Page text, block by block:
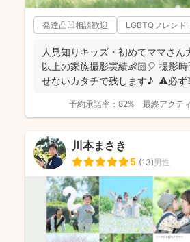
発達凸凹相談歓迎 LGBTQフレンド
人見知りキッズ・初めてママさん
以上の家族撮影実績👶🏻🎈 撮影
せないカタチで残します♪ ⚠️必ず
予約承諾率： 82% 最終アクテ
川本まさき
5 (13)男性